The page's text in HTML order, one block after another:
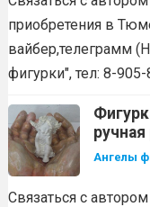
приобретения в
вайбер,телеграмм
фигурки", тел: 8-
Ангелы
Связаться с